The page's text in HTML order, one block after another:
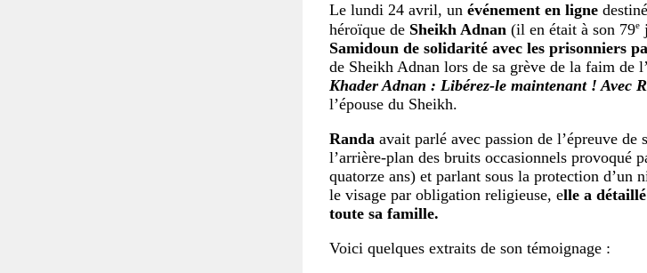
Le lundi 24 avril, un événement en ligne
héroïque de Sheikh Adnan (il en était à son 79e
Samidoun de solidarité avec les prisonniers
de Sheikh Adnan lors de sa grève de la faim de
Khader Adnan : Libérez-le maintenant ! Avec
l’épouse du Sheikh.
Randa avait parlé avec passion de l’épreuve
l’arrière-plan des bruits occasionnels provoqué
quatorze ans) et parlant sous la protection d’un
le visage par obligation religieuse, elle a
toute sa famille.
Voici quelques extraits de son témoignage :